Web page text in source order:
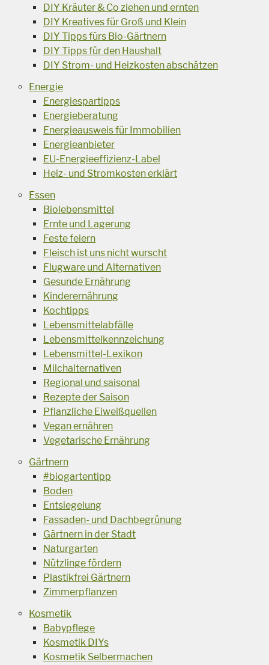
DIY Kräuter & Co ziehen und ernten
DIY Kreatives für Groß und Klein
DIY Tipps fürs Bio-Gärtnern
DIY Tipps für den Haushalt
DIY Strom- und Heizkosten abschätzen
Energie
Energiespartipps
Energieberatung
Energieausweis für Immobilien
Energieanbieter
EU-Energieeffizienz-Label
Heiz- und Stromkosten erklärt
Essen
Biolebensmittel
Ernte und Lagerung
Feste feiern
Fleisch ist uns nicht wurscht
Flugware und Alternativen
Gesunde Ernährung
Kinderernährung
Kochtipps
Lebensmittelabfälle
Lebensmittelkennzeichung
Lebensmittel-Lexikon
Milchalternativen
Regional und saisonal
Rezepte der Saison
Pflanzliche Eiweißquellen
Vegan ernähren
Vegetarische Ernährung
Gärtnern
#biogartentipp
Boden
Entsiegelung
Fassaden- und Dachbegrünung
Gärtnern in der Stadt
Naturgarten
Nützlinge fördern
Plastikfrei Gärtnern
Zimmerpflanzen
Kosmetik
Babypflege
Kosmetik DIYs
Kosmetik Selbermachen